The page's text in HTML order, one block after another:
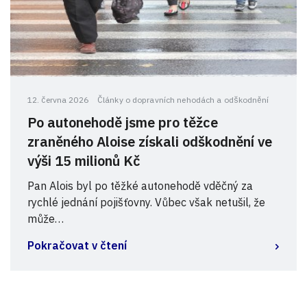
12. června 2026 Články o dopravních nehodách a odškodnění
Po autonehodě jsme pro těžce
zraněného Aloise získali odškodnění ve
výši 15 milionů Kč
Pan Alois byl po těžké autonehodě vděčný za
rychlé jednání pojišťovny. Vůbec však netušil, že
může…
Pokračovat v čtení